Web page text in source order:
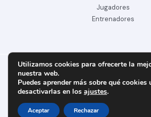
Jugadores
Entrenadores
Copyright © 2026
Utilizamos cookies para ofrecerte la
nuestra web.
Puedes aprender más sobre qué
desactivarlas en los ajustes.
Aceptar Rechazar